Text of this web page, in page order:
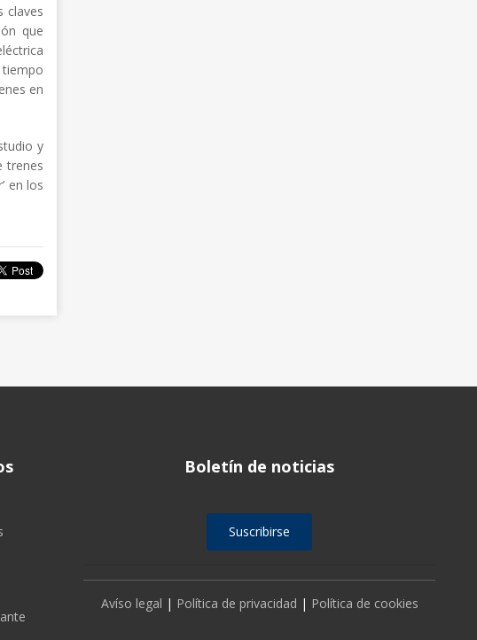
claves
que
en
y
trenes
en los
Boletín de noticias
Suscribirse
Avíso legal | Política de privacidad | Política de cookies